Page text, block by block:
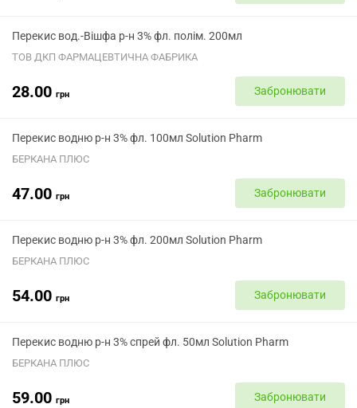
Перекис вод.-Вішфа р-н 3% фл. полім. 200мл
ТОВ ДКП ФАРМАЦЕВТИЧНА ФАБРИКА
28.00 грн Забронювати
Перекис водню р-н 3% фл. 100мл Solution Pharm
БЕРКАНА ПЛЮС
47.00 грн Забронювати
Перекис водню р-н 3% фл. 200мл Solution Pharm
БЕРКАНА ПЛЮС
54.00 грн Забронювати
Перекис водню р-н 3% спрей фл. 50мл Solution Pharm
БЕРКАНА ПЛЮС
59.00 грн Забронювати